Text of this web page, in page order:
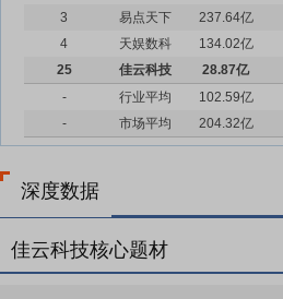
3
易点天下 237.64亿
4
天娱数科 134.02亿
25
佳云科技 28.87亿
-
行业平均 102.59亿
-
市场平均 204.32亿
深度数据
佳云科技核心题材